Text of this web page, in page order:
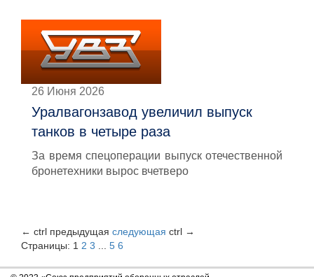
26 Июня 2026
Уралвагонзавод увеличил выпуск
танков в четыре раза
За время спецоперации выпуск отечественной
бронетехники вырос вчетверо
← ctrl предыдущая следующая ctrl →
Страницы: 1 2 3 ... 5 6